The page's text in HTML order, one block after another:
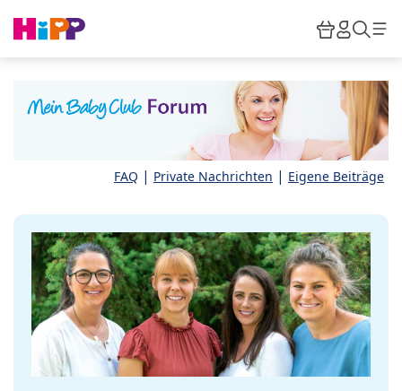
HiPP
FAQ | Private Nachrichten | Eigene Beiträge